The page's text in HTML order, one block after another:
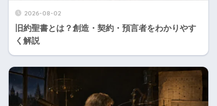
2026-08-02
旧約聖書とは？創造・契約・預言者をわかりやす
く解説